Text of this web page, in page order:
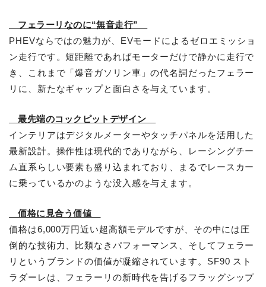
フェラーリなのに“無音走行”
PHEVならではの魅力が、EVモードによるゼロエミッショ
ン走行です。短距離であればモーターだけで静かに走行で
き、これまで「爆音ガソリン車」の代名詞だったフェラー
リに、新たなギャップと面白さを与えています。
最先端のコックピットデザイン
インテリアはデジタルメーターやタッチパネルを活用した
最新設計。操作性は現代的でありながら、レーシングチー
ム直系らしい要素も盛り込まれており、まるでレースカー
に乗っているかのような没入感を与えます。
価格に見合う価値
価格は6,000万円近い超高額モデルですが、その中には圧
倒的な技術力、比類なきパフォーマンス、そしてフェラー
リというブランドの価値が凝縮されています。SF90 スト
ラダーレは、フェラーリの新時代を告げるフラッグシップ